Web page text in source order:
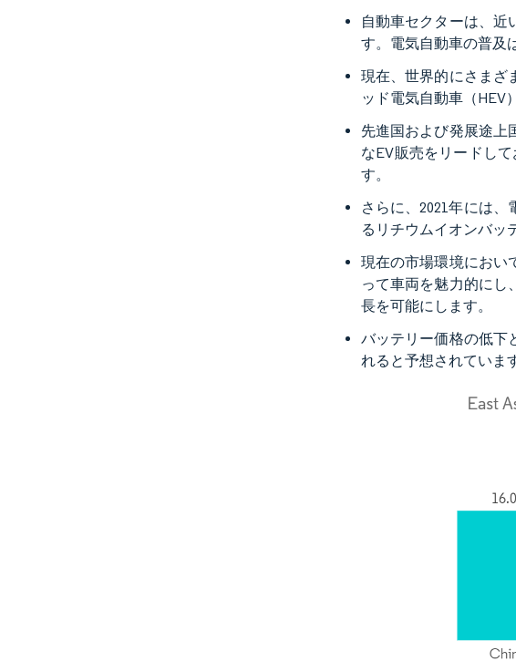
自動車セクターは、近
す。電気自動車の普及
現在、世界的にさまざ
ッド電気自動車（HEV
先進国および発展途上
なEV販売をリードし
す。
さらに、2021年には
るリチウムイオンバッ
現在の市場環境におい
って車両を魅力的にし
長を可能にします。
バッテリー価格の低下
れると予想されていま